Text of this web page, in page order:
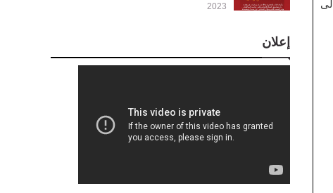
2023
إعلان